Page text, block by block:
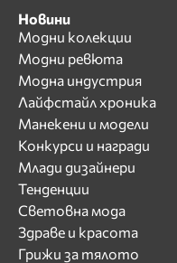
Новини
Модни колекции
Модни ревюта
Модна индустрия
Лайфстайл хроника
Манекени и модели
Конкурси и награди
Млади дизайнери
Тенденции
Световна мода
Здраве и красота
Грижи за тялото